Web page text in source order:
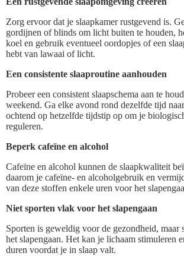
Zorg ervoor dat je slaapkamer rustgevend is.
gordijnen of blinds om licht buiten te houden,
koel en gebruik eventueel oordopjes of een
hebt van lawaai of licht.
Een consistente slaaproutine aanhouden
Probeer een consistent slaapschema aan te
weekend. Ga elke avond rond dezelfde tijd
ochtend op hetzelfde tijdstip op om je
reguleren.
Beperk cafeïne en alcohol
Cafeïne en alcohol kunnen de slaapkwaliteit
daarom je cafeïne- en alcoholgebruik en
van deze stoffen enkele uren voor het
Niet sporten vlak voor het slapengaan
Sporten is geweldig voor de gezondheid, maar
het slapengaan. Het kan je lichaam stimuleren
duren voordat je in slaap valt.